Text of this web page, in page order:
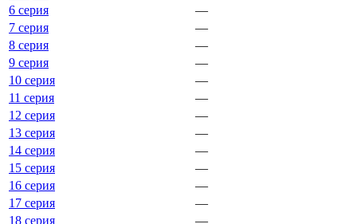
6 серия
—
7 серия
—
8 серия
—
9 серия
—
10 серия
—
11 серия
—
12 серия
—
13 серия
—
14 серия
—
15 серия
—
16 серия
—
17 серия
—
18 серия
—